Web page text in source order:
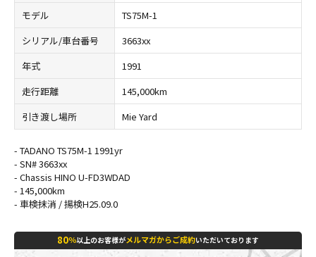
モデル
TS75M-1
シリアル/車台番号
3663xx
年式
1991
走行距離
145,000km
引き渡し場所
Mie Yard
- TADANO TS75M-1 1991yr
- SN# 3663xx
- Chassis HINO U-FD3WDAD
- 145,000km
- 車検抹消 / 揚検H25.09.0
80％以上のお客様がメルマガからご成約いただいております